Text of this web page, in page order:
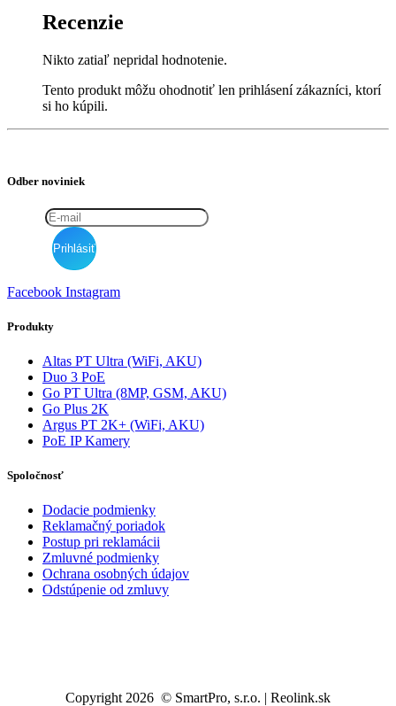
Recenzie
Nikto zatiaľ nepridal hodnotenie.
Tento produkt môžu ohodnotiť len prihlásení zákazníci, ktorí
si ho kúpili.
Odber noviniek
Facebook Instagram
Produkty
Altas PT Ultra (WiFi, AKU)
Duo 3 PoE
Go PT Ultra (8MP, GSM, AKU)
Go Plus 2K
Argus PT 2K+ (WiFi, AKU)
PoE IP Kamery
Spoločnosť
Dodacie podmienky
Reklamačný poriadok
Postup pri reklamácii
Zmluvné podmienky
Ochrana osobných údajov
Odstúpenie od zmluvy
Copyright 2026 © SmartPro, s.r.o. | Reolink.sk